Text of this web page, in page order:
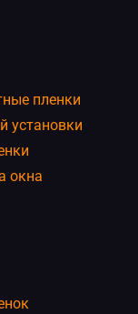
пленки
установки
окна